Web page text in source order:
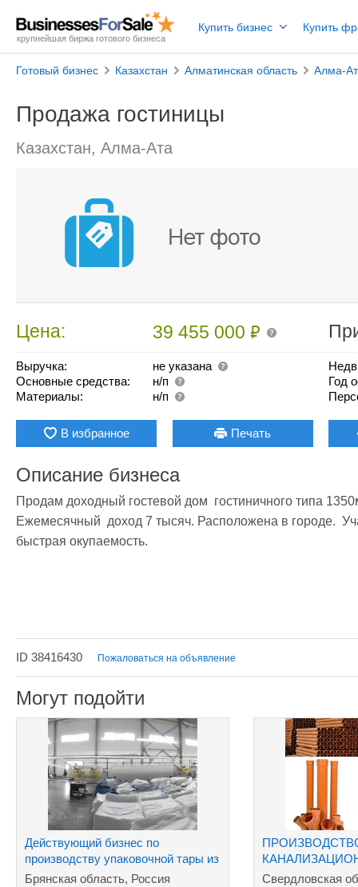
крупнейшая биржа готового бизнеса
Купить бизнес Купить
Готовый бизнес Казахстан Алматинская область Алма-
Продажа гостиницы
Казахстан, Алма-Ата
Цена: 39 455 000₽
Выручка:
не указана
Основные средства:
н/п
Материалы:
н/п
Год
В избранное Печать
Описание бизнеса
Продам доходный гостевой дом  гостиничного типа
Ежемесячный  доход 7 тысяч. Расположена в городе.
быстрая окупаемость.
ID 38416430 Пожаловаться на объявление
Могут подойти
Действующий бизнес по
производству упаковочной тары из
полимеров
Брянская область, Россия
Свердловская